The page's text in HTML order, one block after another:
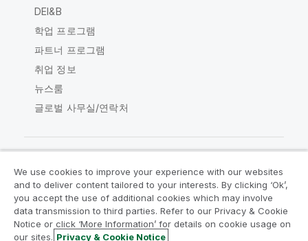
DEI&B
학업 프로그램
파트너 프로그램
취업 정보
뉴스룸
글로벌 사무실/연락처
Qlik Community
법적 계약 제품 약관
Legal Policies
Legal Policies
사용 약관
We use cookies to improve your experience with our websites
and to deliver content tailored to your interests. By clicking ‘Ok’,
you accept the use of additional cookies which may involve
data transmission to third parties. Refer to our Privacy & Cookie
Notice or click ‘More Information’ for details on cookie usage on
our sites. Privacy & Cookie Notice